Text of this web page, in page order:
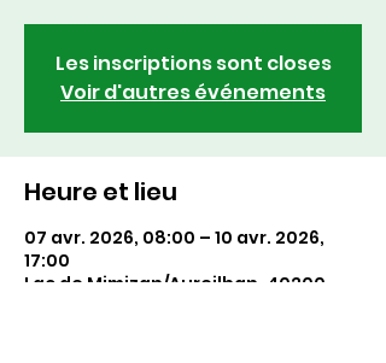
Les inscriptions sont closes
Voir d'autres événements
Heure et lieu
07 avr. 2026, 08:00 – 10 avr. 2026,
17:00
Lac de Mimizan/Aureilhan, 40200